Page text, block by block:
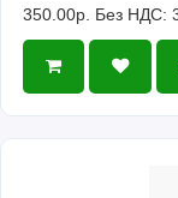
350.00р. Без НДС: